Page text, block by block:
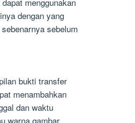
dengan yang
sebelum
bukti transfer
menambahkan
dan waktu
warna gambar